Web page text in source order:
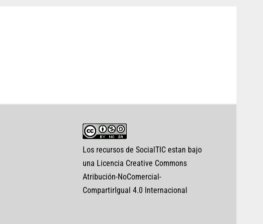
Los recursos de SocialTIC estan bajo
una Licencia Creative Commons
Atribución-NoComercial-
CompartirIgual 4.0 Internacional